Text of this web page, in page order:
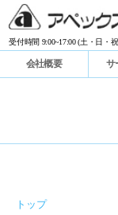
受付時間 9:00~17:00 (土・日・
会社概要 サ
トップ